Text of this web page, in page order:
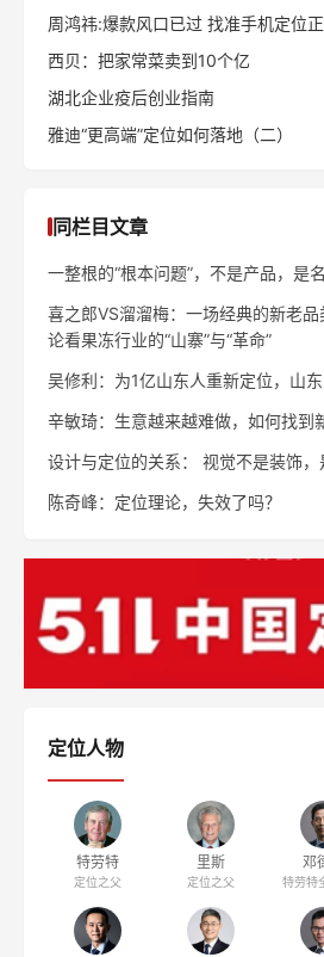
周鸿祎:爆款风口已过 找准手机定位
西贝：把家常菜卖到10个亿
湖北企业疫后创业指南
雅迪“更高端”定位如何落地（二）
同栏目文章
一整根的“根本问题”，不是产品，是
喜之郎VS溜溜梅：一场经典的新老
论看果冻行业的“山寨”与“革命”
吴修利：为1亿山东人重新定位，山
辛敏琦：生意越来越难做，如何找到
设计与定位的关系： 视觉不是装饰，
陈奇峰：定位理论，失效了吗？
定位人物
特劳特
定位之父
里斯
定位之父
邓
特劳特